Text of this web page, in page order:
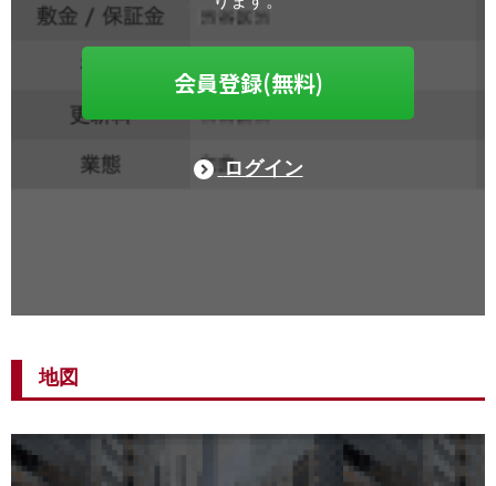
会員登録(無料)
ログイン
地図